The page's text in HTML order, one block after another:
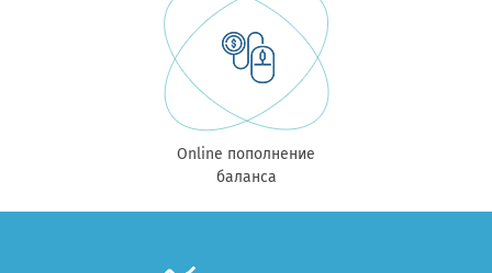
Online пополнение
баланса